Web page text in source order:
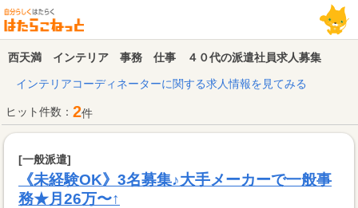
西天満 インテリア 事務 仕事 ４０代の派遣社員求人募集
インテリアコーディネーターに関する求人情報を見てみる
ヒット件数： 2件
[一般派遣]
《未経験OK》3名募集♪大手メーカーで一般事
務★月26万〜↑